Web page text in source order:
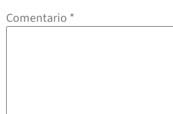
Comentario *